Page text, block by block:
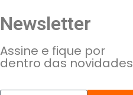
Newsletter
Assine e fique por
dentro das novidades